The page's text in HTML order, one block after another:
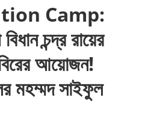
Camp:
চন্দ্র রায়ের
আয়োজন!
মহম্মদ সাইফুল